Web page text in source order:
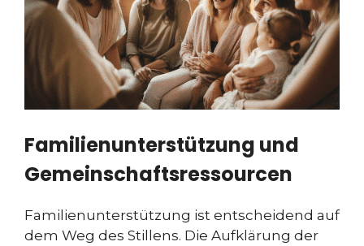
Familienunterstützung und
Gemeinschaftsressourcen
Familienunterstützung ist entscheidend auf
dem Weg des Stillens. Die Aufklärung der